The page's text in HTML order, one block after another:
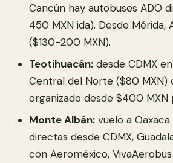
Cancún hay autobuses ADO
450 MXN ida). Desde Mérida,
($130-200 MXN).
Teotihuacán: desde CDMX
Central del Norte ($80 MXN)
organizado desde $400 MXN
Monte Albán: vuelo a
directas desde CDMX,
con Aeroméxico,